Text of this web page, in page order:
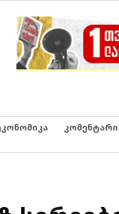
კომენტარი